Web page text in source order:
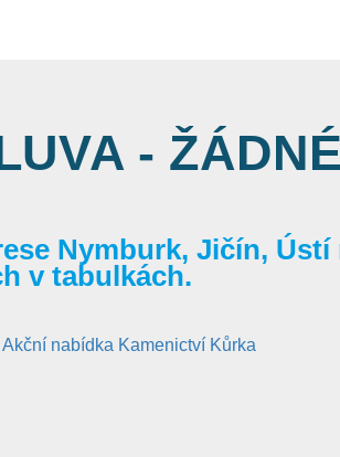
- ŽÁDNÉ
Nymburk, Jičín, Ústí
v tabulkách.